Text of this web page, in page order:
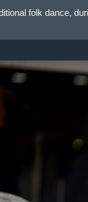
folk dance,